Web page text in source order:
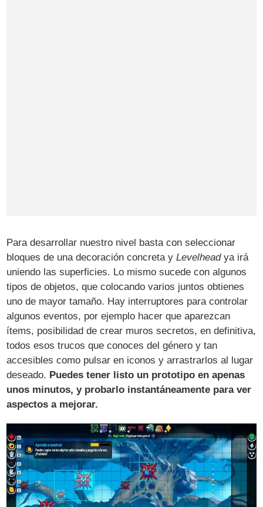
Para desarrollar nuestro nivel basta con seleccionar
bloques de una decoración concreta yLevelheadya irá
uniendo las superficies. Lo mismo sucede con algunos
tipos de objetos, que colocando varios juntos obtienes
uno de mayor tamaño. Hay interruptores para controlar
algunos eventos, por ejemplo hacer que aparezcan
ítems, posibilidad de crear muros secretos, en definitiva,
todos esos trucos que conoces del género y tan
accesibles como pulsar en iconos y arrastrarlos al lugar
deseado. Puedes tener listo un prototipo en apenas
unos minutos, y probarlo instantáneamente para ver
aspectos a mejorar.